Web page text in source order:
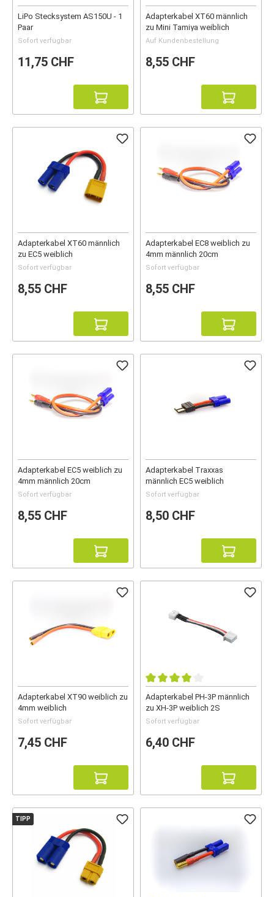
LiPo Stecksystem AS150U - 1
Paar
Sofort verfügbar
11,75 CHF
Adapterkabel XT60 männlich
zu Mini Tamiya weiblich
Auf Kundenbestellung
8,55 CHF
Adapterkabel XT60 männlich
zu EC5 weiblich
Sofort verfügbar
8,55 CHF
Adapterkabel EC8 weiblich zu
4mm männlich 20cm
Sofort verfügbar
8,55 CHF
Adapterkabel EC5 weiblich zu
4mm männlich 20cm
Sofort verfügbar
8,55 CHF
Adapterkabel Traxxas
männlich EC5 weiblich
Sofort verfügbar
8,50 CHF
Adapterkabel XT90 weiblich zu
4mm weiblich
Sofort verfügbar
7,45 CHF
Adapterkabel PH-3P männlich
zu XH-3P weiblich 2S
Sofort verfügbar
6,40 CHF
TIPP